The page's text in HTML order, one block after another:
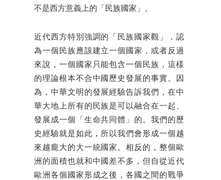
不是西方意義上的「民族國家」。
近代西方特別強調的「民族國家觀」，認
為一個民族應該建立一個國家，或者反過
來說，一個國家只能包含一個民族，這樣
的理論根本不合中國歷史發展的事實。因
為，中華文明的發展經驗告訴我們，在中
華大地上所有的民族是可以融合在一起、
發展成一個「生命共同體」的。我們的歷
史經驗就是如此，所以我們會形成一個越
來越龐大的大一統國家。相反的，整個歐
洲的面積也就和中國差不多，但自從近代
歐洲各個國家形成之後，各國之間的戰爭